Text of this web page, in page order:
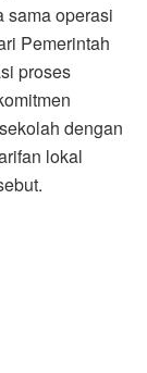
sama operasi
Pemerintah
proses
dengan
lokal